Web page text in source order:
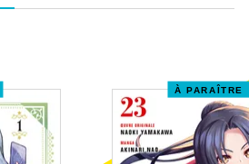
À PARAÎTRE